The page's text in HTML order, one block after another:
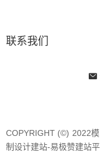
联系我们
COPYRIGHT (©) 2022
制设计建站-易极赞建站